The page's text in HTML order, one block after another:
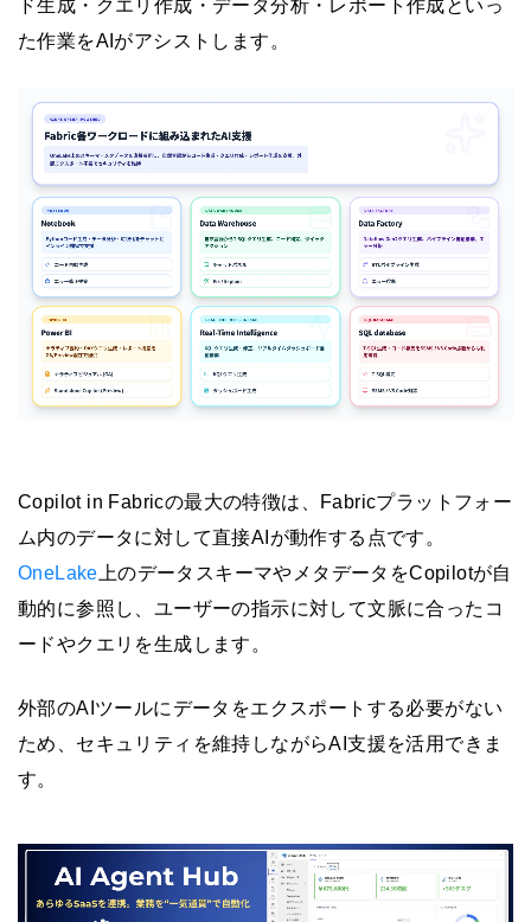
ド生成・クエリ作成・データ分析・レポート作成といっ
た作業をAIがアシストします。
Copilot in Fabricの最大の特徴は、Fabricプラットフォー
ム内のデータに対して直接AIが動作する点です。
OneLake 上のデータスキーマやメタデータをCopilotが自
動的に参照し、ユーザーの指示に対して文脈に合ったコ
ードやクエリを生成します。
外部のAIツールにデータをエクスポートする必要がない
ため、セキュリティを維持しながらAI支援を活用できま
す。